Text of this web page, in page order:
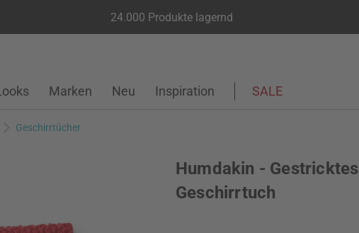
24.000 Produkte lagernd
Marken Neu Inspiration SALE
Geschirrtücher
Humdakin - Gestricktes
Geschirrtuch